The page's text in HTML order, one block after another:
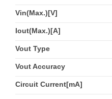
Vin(Max.)[V]
Iout(Max.)[A]
Vout Type
Vout Accuracy
Circuit Current[mA]